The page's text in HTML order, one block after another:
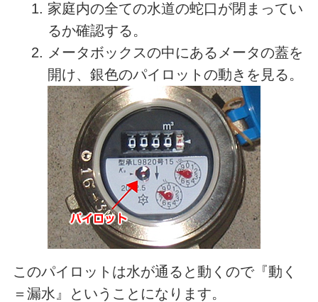
家庭内の全ての水道の蛇口が閉まってい
るか確認する。
メータボックスの中にあるメータの蓋を
開け、銀色のパイロットの動きを見る。
このパイロットは水が通ると動くので『動く
＝漏水』ということになります。